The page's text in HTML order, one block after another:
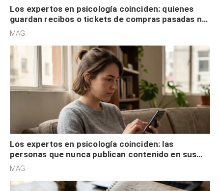
Los expertos en psicología coinciden: quienes
guardan recibos o tickets de compras pasadas no
son acumuladores, sino que tienen necesidad de
MAG.
Los expertos en psicología coinciden: las
personas que nunca publican contenido en sus
redes sociales no pretenden buscar validación
MAG.